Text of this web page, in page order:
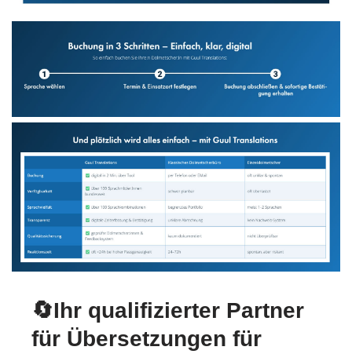
🔄Ihr qualifizierter Partner
für Übersetzungen für